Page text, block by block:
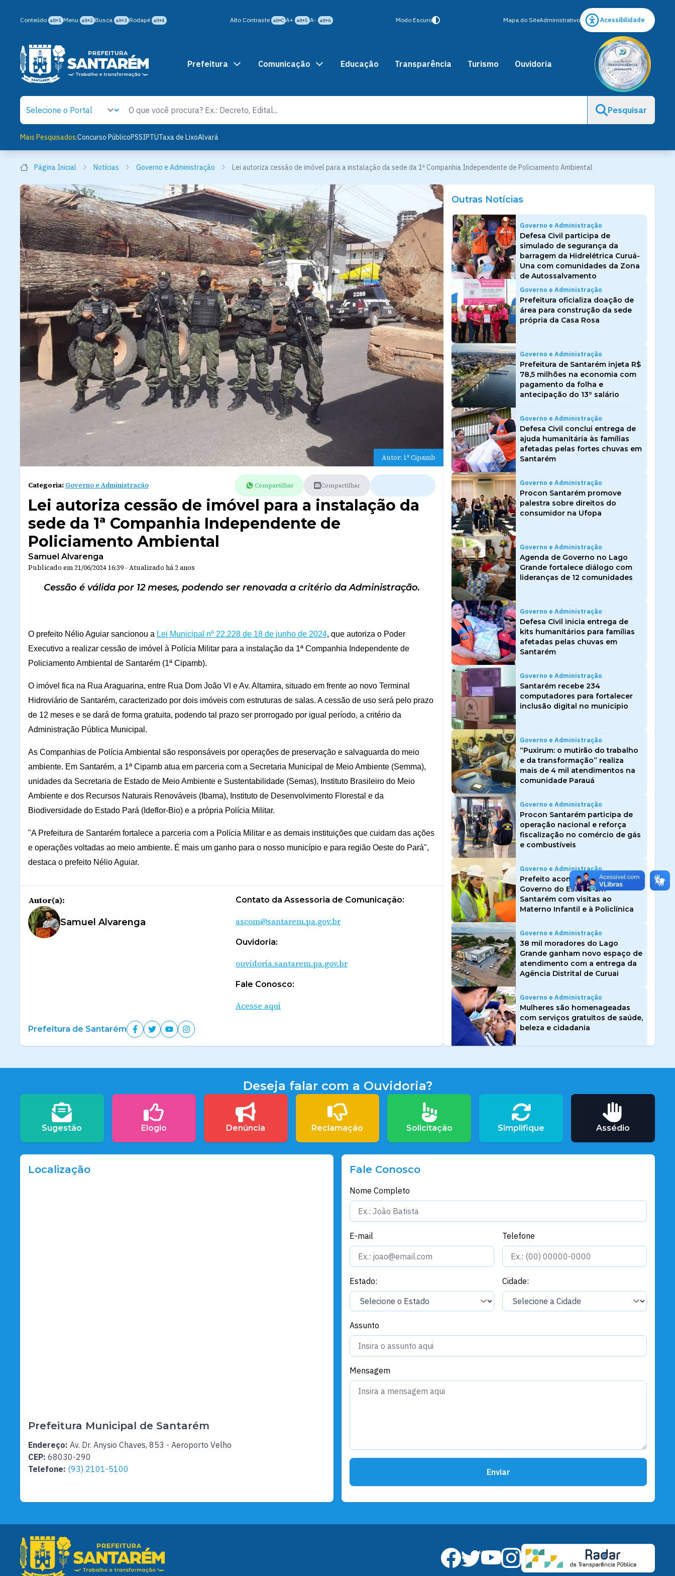
Conteúdo alt+1 Menu alt+2 Busca alt+3 Rodapé alt+4 Alto Contraste alt+C A+ alt+5 A- alt+6 Modo Escuro Mapa do SiteAdministrativo Acessibilidade
Prefeitura Comunicação Educação Transparência Turismo Ouvidoria
Pesquisar
Mais Pesquisados:Concurso PúblicoPSSIPTUTaxa de LixoAlvará
Página Inicial Notícias Governo e Administração Lei autoriza cessão de imóvel para a instalação da sede da 1ª Companhia Independente de Policiamento Ambiental
Autor: 1ª Cipamb
Categoria: Governo e Administração Compartilhar Compartilhar
Lei autoriza cessão de imóvel para a instalação da
sede da 1ª Companhia Independente de
Policiamento Ambiental
Samuel Alvarenga
Publicado em 21/06/2024 16:39 - Atualizado há 2 anos
Cessão é válida por 12 meses, podendo ser renovada a critério da Administração.
O prefeito Nélio Aguiar sancionou a Lei Municipal nº 22.228 de 18 de junho de 2024, que autoriza o Poder
Executivo a realizar cessão de imóvel à Polícia Militar para a instalação da 1ª Companhia Independente de
Policiamento Ambiental de Santarém (1ª Cipamb).
O imóvel fica na Rua Araguarina, entre Rua Dom João VI e Av. Altamira, situado em frente ao novo Terminal
Hidroviário de Santarém, caracterizado por dois imóveis com estruturas de salas. A cessão de uso será pelo prazo
de 12 meses e se dará de forma gratuita, podendo tal prazo ser prorrogado por igual período, a critério da
Administração Pública Municipal.
As Companhias de Polícia Ambiental são responsáveis por operações de preservação e salvaguarda do meio
ambiente. Em Santarém, a 1ª Cipamb atua em parceria com a Secretaria Municipal de Meio Ambiente (Semma),
unidades da Secretaria de Estado de Meio Ambiente e Sustentabilidade (Semas), Instituto Brasileiro do Meio
Ambiente e dos Recursos Naturais Renováveis (Ibama), Instituto de Desenvolvimento Florestal e da
Biodiversidade do Estado Pará (Ideflor-Bio) e a própria Polícia Militar.
"A Prefeitura de Santarém fortalece a parceria com a Polícia Militar e as demais instituições que cuidam das ações
e operações voltadas ao meio ambiente. É mais um ganho para o nosso município e para região Oeste do Pará",
destaca o prefeito Nélio Aguiar.
Autor(a):
Samuel Alvarenga
Contato da Assessoria de Comunicação:
ascom@santarem.pa.gov.br
Ouvidoria:
ouvidoria.santarem.pa.gov.br
Fale Conosco:
Acesse aqui
Prefeitura de Santarém
Outras Notícias
Governo e Administração
Defesa Civil participa de
simulado de segurança da
barragem da Hidrelétrica Curuá-
Una com comunidades da Zona
de Autossalvamento
Governo e Administração
Prefeitura oficializa doação de
área para construção da sede
própria da Casa Rosa
Governo e Administração
Prefeitura de Santarém injeta R$
78,5 milhões na economia com
pagamento da folha e
antecipação do 13º salário
Governo e Administração
Defesa Civil conclui entrega de
ajuda humanitária às famílias
afetadas pelas fortes chuvas em
Santarém
Governo e Administração
Procon Santarém promove
palestra sobre direitos do
consumidor na Ufopa
Governo e Administração
Agenda de Governo no Lago
Grande fortalece diálogo com
lideranças de 12 comunidades
Governo e Administração
Defesa Civil inicia entrega de
kits humanitários para famílias
afetadas pelas chuvas em
Santarém
Governo e Administração
Santarém recebe 234
computadores para fortalecer
inclusão digital no município
Governo e Administração
“Puxirum: o mutirão do trabalho
e da transformação” realiza
mais de 4 mil atendimentos na
comunidade Parauá
Governo e Administração
Procon Santarém participa de
operação nacional e reforça
fiscalização no comércio de gás
e combustíveis
Governo e Administração
Prefeito acompanha agenda do
Governo do Estado em
Santarém com visitas ao
Materno Infantil e à Policlínica
Governo e Administração
38 mil moradores do Lago
Grande ganham novo espaço de
atendimento com a entrega da
Agência Distrital de Curuai
Governo e Administração
Mulheres são homenageadas
com serviços gratuitos de saúde,
beleza e cidadania
Governo e Administração
solidariedade e espetáculo
Deseja falar com a Ouvidoria?
Sugestão Elogio Denúncia Reclamação Solicitação Simplifique Assédio
Localização
Prefeitura Municipal de Santarém
Endereço: Av. Dr. Anysio Chaves, 853 - Aeroporto Velho
CEP: 68030-290
Telefone: (93) 2101-5100
Fale Conosco
Nome Completo
E-mail Telefone
Estado: Cidade:
Assunto
Mensagem
Enviar